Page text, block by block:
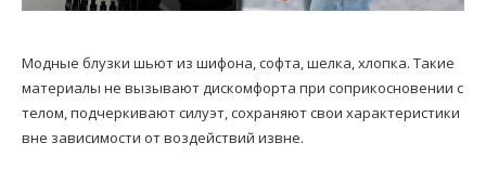
Модные блузки шьют из шифона, софта, шелка, хлопка. Такие
материалы не вызывают дискомфорта при соприкосновении с
телом, подчеркивают силуэт, сохраняют свои характеристики
вне зависимости от воздействий извне.